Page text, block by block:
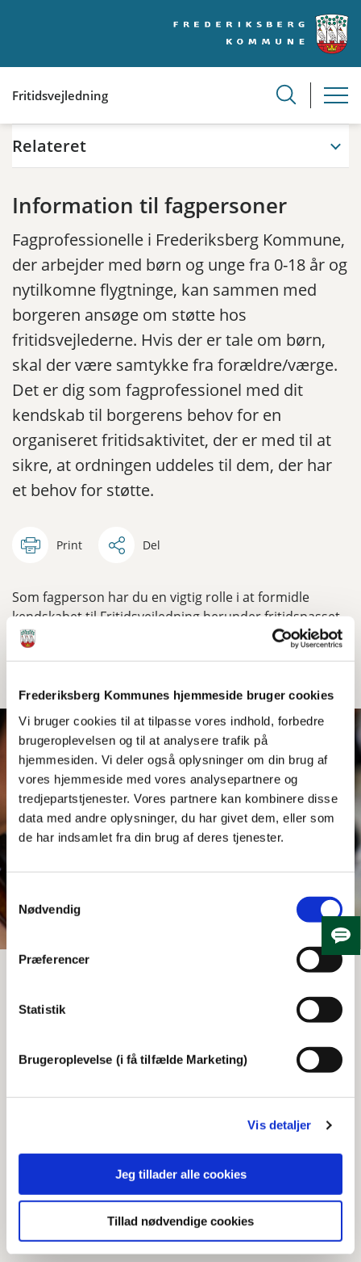
Frederiksberg Kommunes hjemmeside bruger cookies
Vi bruger cookies til at tilpasse vores indhold, forbedre
brugeroplevelsen og til at analysere trafik på
hjemmesiden. Vi deler også oplysninger om din brug af
vores hjemmeside med vores analysepartnere og
tredjepartstjenester. Vores partnere kan kombinere disse
data med andre oplysninger, du har givet dem, eller som
de har indsamlet fra din brug af deres tjenester.
Nødvendig
Præferencer
Statistik
Brugeroplevelse (i få tilfælde Marketing)
Vis detaljer
Jeg tillader alle cookies
Tillad nødvendige cookies
Fritidsvejledning
Relateret
Information til fagpersoner
Fagprofessionelle i Frederiksberg Kommune,
der arbejder med børn og unge fra 0-18 år og
nytilkomne flygtninge, kan sammen med
borgeren ansøge om støtte hos
fritidsvejlederne. Hvis der er tale om børn,
skal der være samtykke fra forældre/værge.
Det er dig som fagprofessionel med dit
kendskab til borgerens behov for en
organiseret fritidsaktivitet, der er med til at
sikre, at ordningen uddeles til dem, der har
et behov for støtte.
Print Del
Som fagperson har du en vigtig rolle i at formidle
kendskabet til Fritidsvejledning herunder fritidspasset
til de børn, unge og familier, som du er i kontakt med
Hvad sker der efter I har indsendt
Nyttige links
Foreninger på Frederiksberg